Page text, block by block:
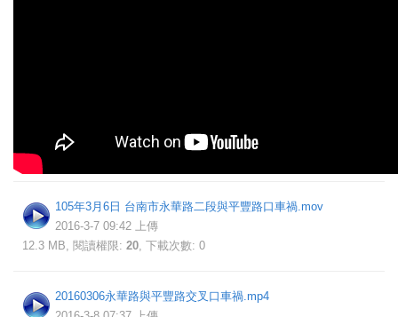
105年3月6日 台南市永華路二段與平豐路口車禍.mov
2016-3-7 09:42 上傳
12.3 MB, 閱讀權限: 20, 下載次數: 0
20160306永華路與平豐路交叉口車禍.mp4